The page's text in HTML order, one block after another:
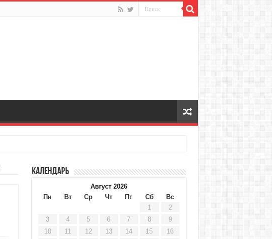
Календарь
Август 2026
Пн
Вт Ср Чт Пт Сб
Вс
1
2
3
4 5 6 7 8
9
10
11 12 13 14 15
16